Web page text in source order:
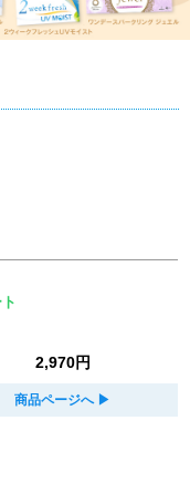
2,970円
商品ページへ ▶︎